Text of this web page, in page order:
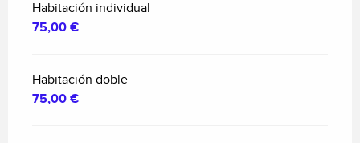
Habitación individual
75,00 €
Habitación doble
75,00 €